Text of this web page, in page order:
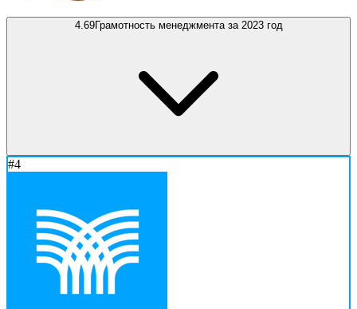
4.69Грамотность менеджмента за 2023 год
#4